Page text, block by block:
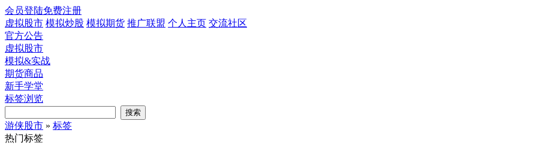
会员登陆免费注册
虚拟股市 模拟炒股 模拟期货 推广联盟 个人主页 交流社区
官方公告
虚拟股市
模拟&实战
期货商品
新手学堂
标签浏览
搜索
游侠股市 » 标签
热门标签